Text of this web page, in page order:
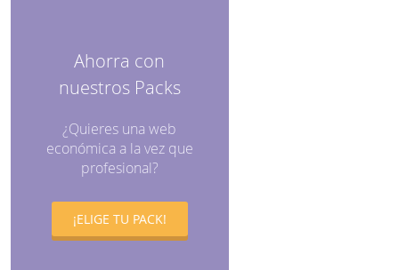
Ahorra con
nuestros Packs
¿Quieres una web
económica a la vez que
profesional?
¡ELIGE TU PACK!